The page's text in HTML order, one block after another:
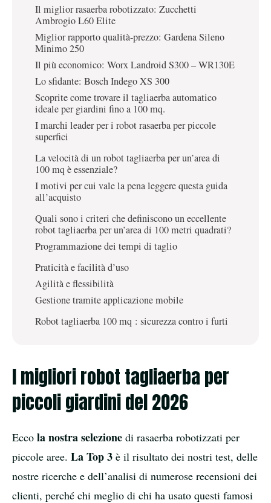
Il miglior rasaerba robotizzato: Zucchetti
Ambrogio L60 Elite
Miglior rapporto qualità-prezzo: Gardena Sileno
Minimo 250
Il più economico: Worx Landroid S300 – WR130E
Lo sfidante: Bosch Indego XS 300
Scoprite come trovare il tagliaerba automatico
ideale per giardini fino a 100 mq.
I marchi leader per i robot rasaerba per piccole
superfici
La velocità di un robot tagliaerba per un’area di
100 mq è essenziale?
I motivi per cui vale la pena leggere questa guida
all’acquisto
Quali sono i criteri che definiscono un eccellente
robot tagliaerba per un’area di 100 metri quadrati?
Programmazione dei tempi di taglio
Praticità e facilità d’uso
Agilità e flessibilità
Gestione tramite applicazione mobile
Robot tagliaerba 100 mq : sicurezza contro i furti
I migliori robot tagliaerba per
piccoli giardini del 2026
Ecco la nostra selezione di rasaerba robotizzati per
piccole aree. La Top 3 è il risultato dei nostri test, delle
nostre ricerche e dell’analisi di numerose recensioni dei
clienti, perché chi meglio di chi ha usato questi famosi